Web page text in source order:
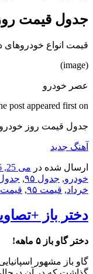
جدول قیمت روز
قیمت انواع
(image)
عصر خودرو
post appeared first on .
جدول قیمت روز خودرو ۵ خرداد ۹۵
آهنگ جدید
ارسال شده در می 25, 2016
خودرو, جدول ۹۵ ,
خرداد, قیمت ۹۵ , قیمت
دختر باز
دختر گاو باز ۵ ماهه!
گاو باز مشهور